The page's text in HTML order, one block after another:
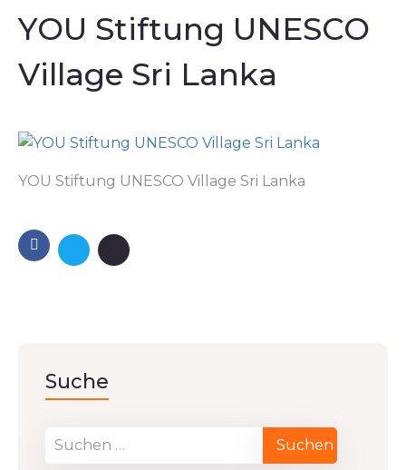
YOU Stiftung UNESCO
Village Sri Lanka
YOU Stiftung UNESCO Village Sri Lanka
Suche